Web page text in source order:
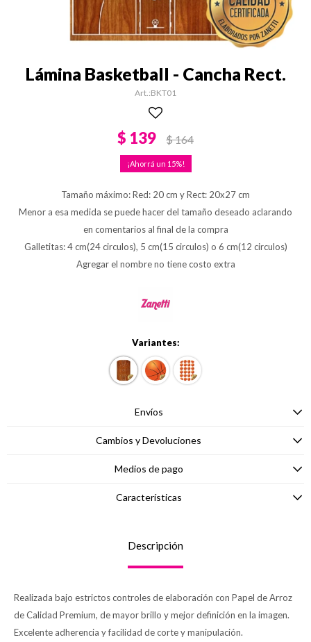
Lámina Basketball - Cancha Rect.
BKT01
$ 139 $164
15
Tamaño máximo: Red: 20 cm y Rect: 20x27 cm
Menor a esa medida se puede hacer del tamaño deseado aclarando
en comentarios al final de la compra
Galletitas: 4 cm(24 circulos), 5 cm(15 circulos) o 6 cm(12 circulos)
Agregar el nombre no tiene costo extra
Variantes:
Envíos
Cambios y Devoluciones
Medios de pago
Características
Descripción
Realizada bajo estrictos controles de elaboración con Papel de Arroz
de Calidad Premium, de mayor brillo y mejor definición en la imagen.
Excelente adherencia y facilidad de corte y manipulación.